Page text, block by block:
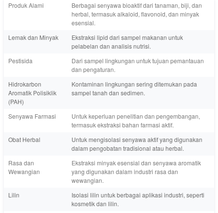
Produk Alami
Berbagai senyawa bioaktif dari tanaman, biji, dan
herbal, termasuk alkaloid, flavonoid, dan minyak
esensial.
Lemak dan Minyak
Ekstraksi lipid dari sampel makanan untuk
pelabelan dan analisis nutrisi.
Pestisida
Dari sampel lingkungan untuk tujuan pemantauan
dan pengaturan.
Hidrokarbon
Aromatik Polisiklik
(PAH)
Kontaminan lingkungan sering ditemukan pada
sampel tanah dan sedimen.
Senyawa Farmasi
Untuk keperluan penelitian dan pengembangan,
termasuk ekstraksi bahan farmasi aktif.
Obat Herbal
Untuk mengisolasi senyawa aktif yang digunakan
dalam pengobatan tradisional atau herbal.
Rasa dan
Wewangian
Ekstraksi minyak esensial dan senyawa aromatik
yang digunakan dalam industri rasa dan
wewangian.
Lilin
Isolasi lilin untuk berbagai aplikasi industri, seperti
kosmetik dan lilin.